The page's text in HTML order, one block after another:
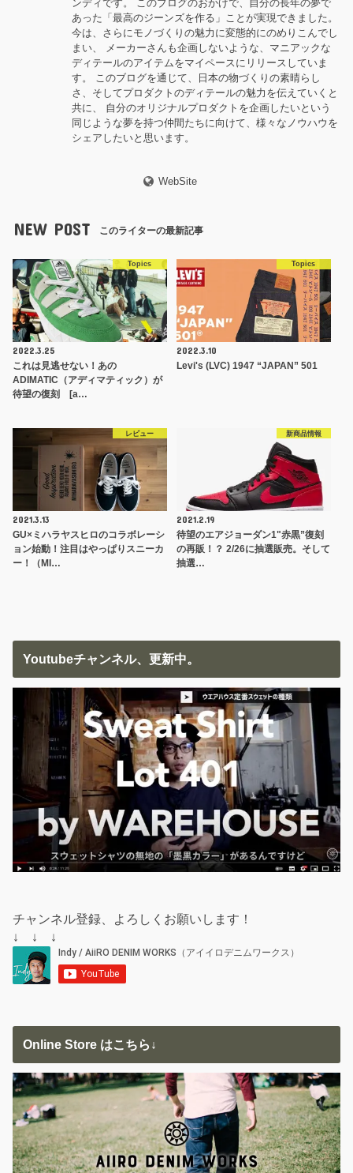
ンディです。 このブログのおかげで、自分の長年の夢で
あった「最高のジーンズを作る」ことが実現できました。
今は、さらにモノづくりの魅力に変態的にのめりこんでし
まい、 メーカーさんも企画しないような、マニアックな
ディテールのアイテムをマイペースにリリースしていま
す。 このブログを通じて、日本の物づくりの素晴らし
さ、そしてプロダクトのディテールの魅力を伝えていくと
共に、 自分のオリジナルプロダクトを企画したいという
同じような夢を持つ仲間たちに向けて、様々なノウハウを
シェアしたいと思います。
WebSite
NEW POST このライターの最新記事
Topics
2022.3.25
これは見逃せない！あの
ADIMATIC（アディマティック）が
待望の復刻 [a…
Topics
2022.3.10
Levi's (LVC) 1947 “JAPAN” 501
レビュー
2021.3.13
GU×ミハラヤスヒロのコラボレーシ
ョン始動！注目はやっぱりスニーカ
ー！（MI…
新商品情報
2021.2.19
待望のエアジョーダン1"赤黒”復刻
の再販！？ 2/26に抽選販売。そして
抽選…
Youtubeチャンネル、更新中。
チャンネル登録、よろしくお願いします！
↓ ↓ ↓
Online Store はこちら↓